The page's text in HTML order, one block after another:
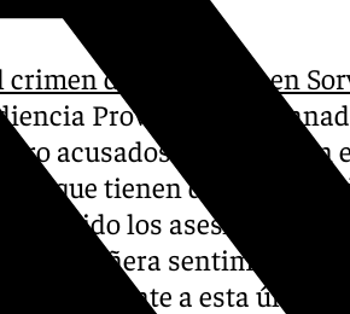
crimen de Los Yesos, en
Provincial de
acusados ha puesto en
que tienen dos de ellos,
los asesinatos del
compañera sentimental
sexualmente a esta última.